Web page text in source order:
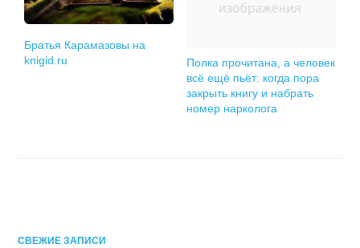
Братья Карамазовы на
knigid.ru
Полка прочитана, а человек
всё ещё пьёт: когда пора
закрыть книгу и набрать
номер нарколога
СВЕЖИЕ ЗАПИСИ